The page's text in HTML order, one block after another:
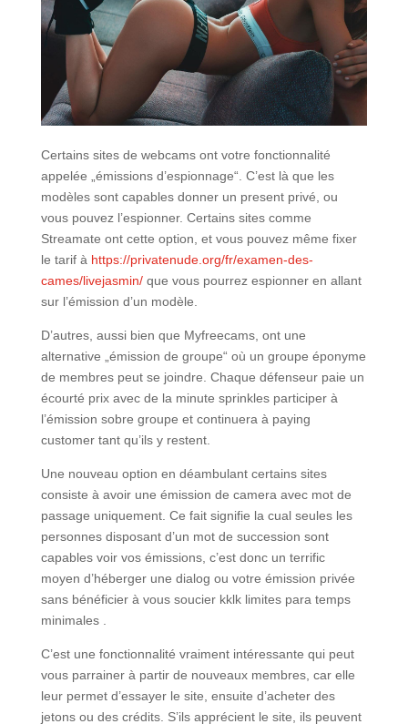
Certains sites de webcams ont votre fonctionnalité
appelée „émissions d’espionnage“. C’est là que les
modèles sont capables donner un present privé, ou
vous pouvez l’espionner. Certains sites comme
Streamate ont cette option, et vous pouvez même fixer
le tarif à https://privatenude.org/fr/examen-des-
cames/livejasmin/que vous pourrez espionner en allant
sur l’émission d’un modèle.
D’autres, aussi bien que Myfreecams, ont une
alternative „émission de groupe“ où un groupe éponyme
de membres peut se joindre. Chaque défenseur paie un
écourté prix avec de la minute sprinkles participer à
l’émission sobre groupe et continuera à paying
customer tant qu’ils y restent.
Une nouveau option en déambulant certains sites
consiste à avoir une émission de camera avec mot de
passage uniquement. Ce fait signifie la cual seules les
personnes disposant d’un mot de succession sont
capables voir vos émissions, c’est donc un terrific
moyen d’héberger une dialog ou votre émission privée
sans bénéficier à vous soucier kklk limites para temps
minimales .
C’est une fonctionnalité vraiment intéressante qui peut
vous parrainer à partir de nouveaux membres, car elle
leur permet d’essayer le site, ensuite d’acheter des
jetons ou des crédits. S’ils apprécient le site, ils peuvent